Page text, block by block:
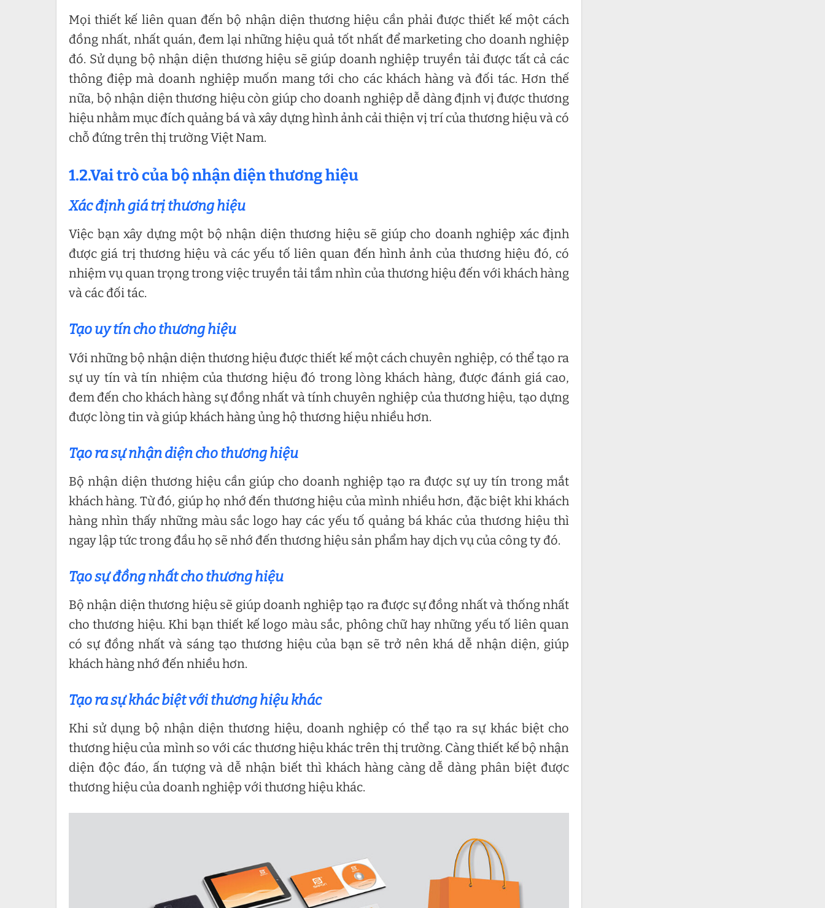
Mọi thiết kế liên quan đến bộ nhận diện thương hiệu cần phải được thiết kế một cách
đồng nhất, nhất quán, đem lại những hiệu quả tốt nhất để marketing cho doanh nghiệp
đó. Sử dụng bộ nhận diện thương hiệu sẽ giúp doanh nghiệp truyền tải được tất cả các
thông điệp mà doanh nghiệp muốn mang tới cho các khách hàng và đối tác. Hơn thế
nữa, bộ nhận diện thương hiệu còn giúp cho doanh nghiệp dễ dàng định vị được thương
hiệu nhằm mục đích quảng bá và xây dựng hình ảnh cải thiện vị trí của thương hiệu và có
chỗ đứng trên thị trường Việt Nam.
1.2.Vai trò của bộ nhận diện thương hiệu
Xác định giá trị thương hiệu
Việc bạn xây dựng một bộ nhận diện thương hiệu sẽ giúp cho doanh nghiệp xác định
được giá trị thương hiệu và các yếu tố liên quan đến hình ảnh của thương hiệu đó, có
nhiệm vụ quan trọng trong việc truyền tải tầm nhìn của thương hiệu đến với khách hàng
và các đối tác.
Tạo uy tín cho thương hiệu
Với những bộ nhận diện thương hiệu được thiết kế một cách chuyên nghiệp, có thể tạo ra
sự uy tín và tín nhiệm của thương hiệu đó trong lòng khách hàng, được đánh giá cao,
đem đến cho khách hàng sự đồng nhất và tính chuyên nghiệp của thương hiệu, tạo dựng
được lòng tin và giúp khách hàng ủng hộ thương hiệu nhiều hơn.
Tạo ra sự nhận diện cho thương hiệu
Bộ nhận diện thương hiệu cần giúp cho doanh nghiệp tạo ra được sự uy tín trong mắt
khách hàng. Từ đó, giúp họ nhớ đến thương hiệu của mình nhiều hơn, đặc biệt khi khách
hàng nhìn thấy những màu sắc logo hay các yếu tố quảng bá khác của thương hiệu thì
ngay lập tức trong đầu họ sẽ nhớ đến thương hiệu sản phẩm hay dịch vụ của công ty đó.
Tạo sự đồng nhất cho thương hiệu
Bộ nhận diện thương hiệu sẽ giúp doanh nghiệp tạo ra được sự đồng nhất và thống nhất
cho thương hiệu. Khi bạn thiết kế logo màu sắc, phông chữ hay những yếu tố liên quan
có sự đồng nhất và sáng tạo thương hiệu của bạn sẽ trở nên khá dễ nhận diện, giúp
khách hàng nhớ đến nhiều hơn.
Tạo ra sự khác biệt với thương hiệu khác
Khi sử dụng bộ nhận diện thương hiệu, doanh nghiệp có thể tạo ra sự khác biệt cho
thương hiệu của mình so với các thương hiệu khác trên thị trường. Càng thiết kế bộ nhận
diện độc đáo, ấn tượng và dễ nhận biết thì khách hàng càng dễ dàng phân biệt được
thương hiệu của doanh nghiệp với thương hiệu khác.